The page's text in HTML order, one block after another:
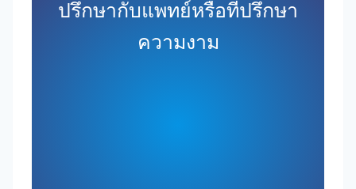
ปรึกษากับแพทย์หรือที่ปรึกษา
ความงาม